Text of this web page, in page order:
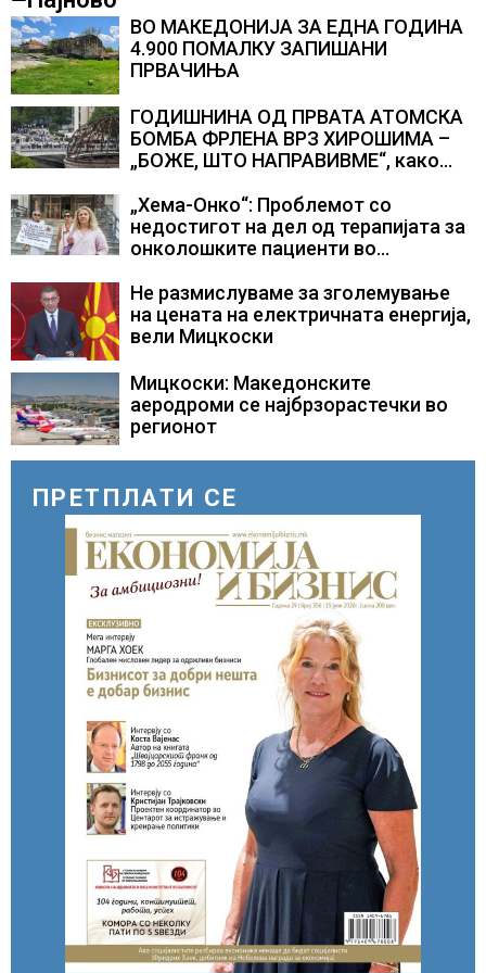
ВО МАКЕДОНИЈА ЗА ЕДНА ГОДИНА
4.900 ПОМАЛКУ ЗАПИШАНИ
ПРВАЧИЊА
ГОДИШНИНА ОД ПРВАТА АТОМСКА
БОМБА ФРЛЕНА ВРЗ ХИРОШИМА –
„БОЖЕ, ШТО НАПРАВИВМЕ“, како
Геј“ и учесниците во
бомбардирањето го доживуваа овој
настан што го промени текот на
„Хема-Онко“: Проблемот со
недостигот на дел од терапијата за
онколошките пациенти во
Не размислуваме за зголемување
на цената на електричната енергија,
вели Мицкоски
Мицкоски: Македонските
аеродроми се најбрзорастечки во
регионот
ПРЕТПЛАТИ СЕ